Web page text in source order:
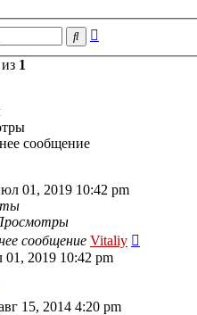
Поиск
из 1
сообщение
01, 2019 10:42 pm
сообщение Vitaliy
2019 10:42 pm
15, 2014 4:20 pm